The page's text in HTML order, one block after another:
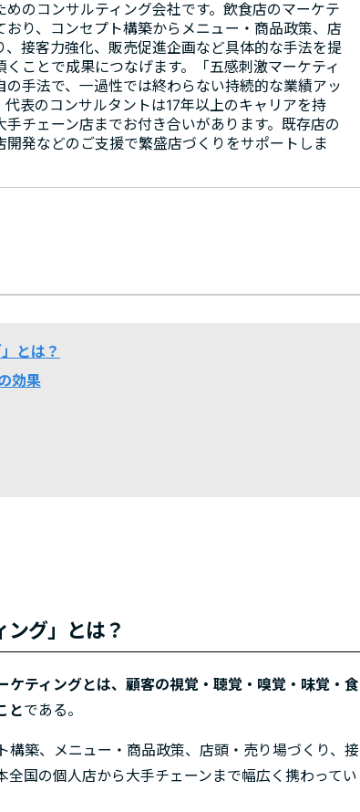
めのコンサルティング会社です。飲食店のマーケテ
おり、コンセプト構築からメニュー・商品政策、店
、接客力強化、販売促進企画など具体的な手法を提
くことで成果につなげます。「五感刺激マーケティ
の手法で、一過性では終わらない持続的な業績アッ
代表のコンサルタントは17年以上のキャリアを持
手チェーン店までお付き合いがあります。既存店の
開発などのご支援で繁盛店づくりをサポートしま
とは？
効果
ング」とは？
ケティングとは、顧客の視覚・聴覚・嗅覚・味覚・食
とである。
築、メニュー・商品政策、店頭・売り場づくり、接
国の個人店から大手チェーンまで幅広く携わってい